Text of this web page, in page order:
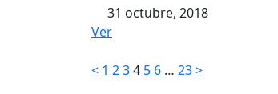
31 octubre, 2018
Ver
Paginación
< 1 234 5 6 … 23>